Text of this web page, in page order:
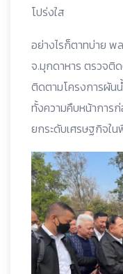
โปร่งใส
อย่างไรก็ตาทบ่าย พ
จ.มุกดาหาร ตรวจติ
ติดตามโครงการผัน
ทั้งความคืบหน้าการ
ยกระดับเศรษฐกิจใ